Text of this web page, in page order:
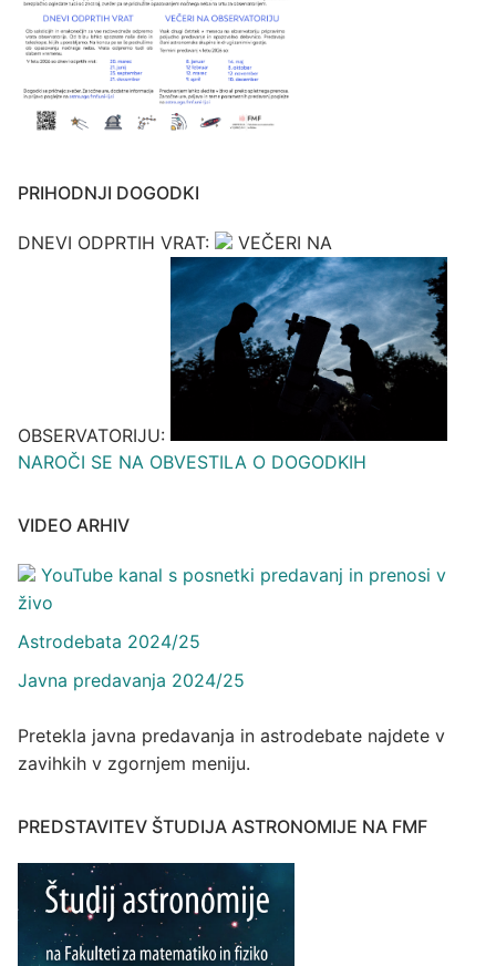
PRIHODNJI DOGODKI
DNEVI ODPRTIH VRAT: VEČERI NA
OBSERVATORIJU:
NAROČI SE NA OBVESTILA O DOGODKIH
VIDEO ARHIV
YouTube kanal s posnetki predavanj in prenosi v
živo
Astrodebata 2024/25
Javna predavanja 2024/25
Pretekla javna predavanja in astrodebate najdete v
zavihkih v zgornjem meniju.
PREDSTAVITEV ŠTUDIJA ASTRONOMIJE NA FMF